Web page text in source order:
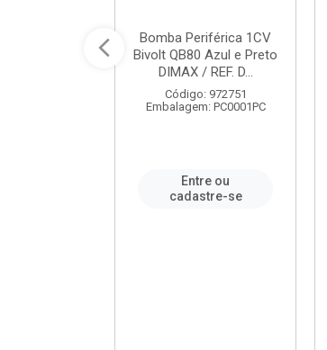
Bomba Periférica 1CV
Bivolt QB80 Azul e Preto
DIMAX / REF. D...
Código: 972751
Embalagem: PC0001PC
Entre ou
cadastre-se